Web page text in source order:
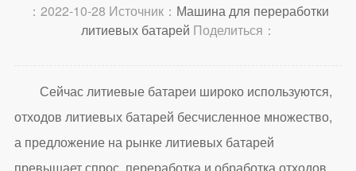
：2022-10-28 Источник： Машина для переработки
литиевых батарей Поделиться：
Сейчас литиевые батареи широко используются,
отходов литиевых батарей бесчисленное множество,
а предложение на рынке литиевых батарей